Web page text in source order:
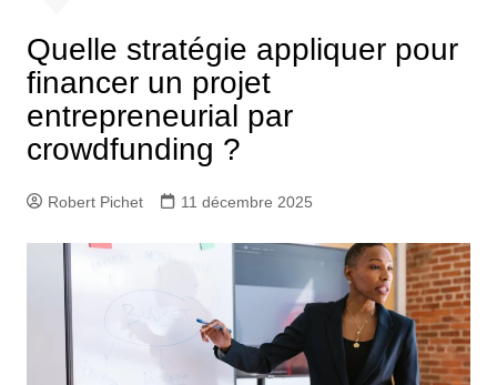
Quelle stratégie appliquer pour
financer un projet
entrepreneurial par
crowdfunding ?
Robert Pichet 11 décembre 2025